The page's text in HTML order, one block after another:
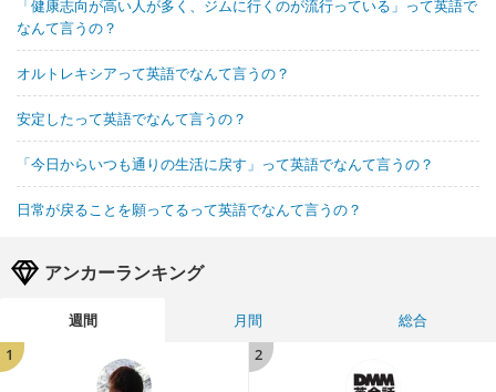
「健康志向が高い人が多く、ジムに行くのが流行っている」って英語で
なんて言うの？
オルトレキシアって英語でなんて言うの？
安定したって英語でなんて言うの？
「今日からいつも通りの生活に戻す」って英語でなんて言うの？
日常が戻ることを願ってるって英語でなんて言うの？
アンカーランキング
週間 月間
総合
1
2